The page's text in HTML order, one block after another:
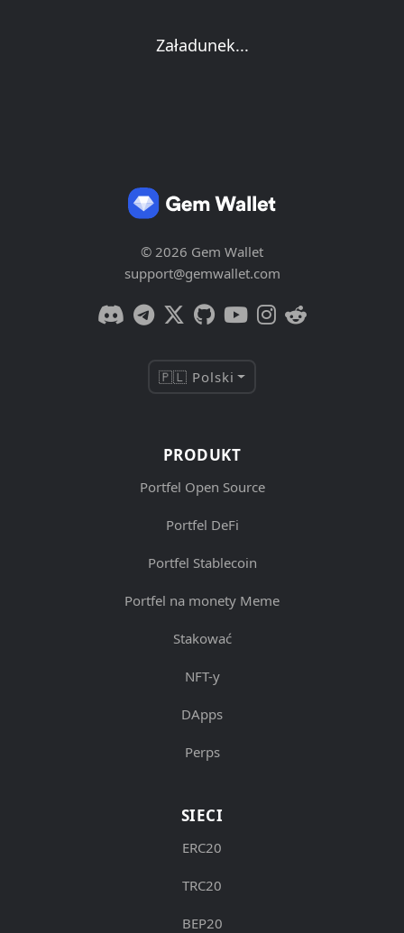
Załadunek...
© 2026 Gem Wallet
support@gemwallet.com
🇵🇱 Polski
PRODUKT
Portfel Open Source
Portfel DeFi
Portfel Stablecoin
Portfel na monety Meme
Stakować
NFT-y
DApps
Perps
SIECI
ERC20
TRC20
BEP20